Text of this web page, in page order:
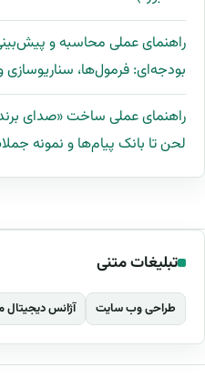
بودجه‌ای: فرمول‌ها،
لحن تا بانک پیام‌ها و نمونه
تبلیغات متنی
طراحی وب سایت آژانس دیجیتال